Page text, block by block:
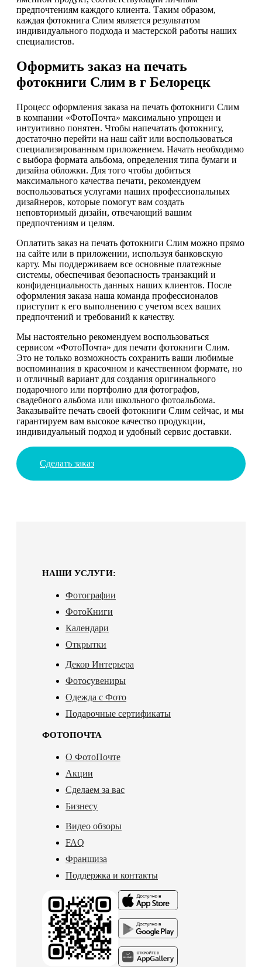
предпочтениям каждого клиента. Таким образом,
каждая фотокнига Слим является результатом
индивидуального подхода и мастерской работы наших
специалистов.
Оформить заказ на печать
фотокниги Слим в г Белорецк
Процесс оформления заказа на печать фотокниги Слим
в компании «ФотоПочта» максимально упрощен и
интуитивно понятен. Чтобы напечатать фотокнигу,
достаточно перейти на наш сайт или воспользоваться
специализированным приложением. Начать необходимо
с выбора формата альбома, определения типа бумаги и
дизайна обложки. Для того чтобы добиться
максимального качества печати, рекомендуем
воспользоваться услугами наших профессиональных
дизайнеров, которые помогут вам создать
неповторимый дизайн, отвечающий вашим
предпочтениям и целям.
Оплатить заказ на печать фотокниги Слим можно прямо
на сайте или в приложении, используя банковскую
карту. Мы поддерживаем все основные платежные
системы, обеспечивая безопасность транзакций и
конфиденциальность данных наших клиентов. После
оформления заказа наша команда профессионалов
приступит к его выполнению с учетом всех ваших
предпочтений и требований к качеству.
Мы настоятельно рекомендуем воспользоваться
сервисом «ФотоПочта» для печати фотокниги Слим.
Это не только возможность сохранить ваши любимые
воспоминания в красочном и качественном формате, но
и отличный вариант для создания оригинального
подарочного или портфолио для фотографов,
свадебного альбома или школьного фотоальбома.
Заказывайте печать своей фотокниги Слим сейчас, и мы
гарантируем вам высокое качество продукции,
индивидуальный подход и удобный сервис доставки.
Сделать заказ
НАШИ УСЛУГИ:
Фотографии
ФотоКниги
Календари
Открытки
Декор Интерьера
Фотосувениры
Одежда с Фото
Подарочные сертификаты
ФОТОПОЧТА
О ФотоПочте
Акции
Сделаем за вас
Бизнесу
Видео обзоры
FAQ
Франшиза
Поддержка и контакты